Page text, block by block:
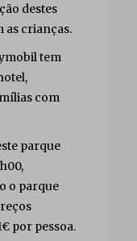
destes
as crianças.
tem
com
parque
o parque
por pessoa.